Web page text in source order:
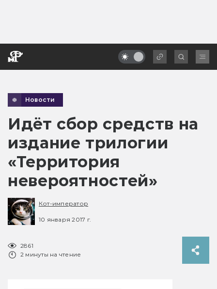
Новости
Идёт сбор средств на
издание трилогии
«Территория
невероятностей»
Кот-император
10 января 2017 г.
2861
2 минуты на чтение